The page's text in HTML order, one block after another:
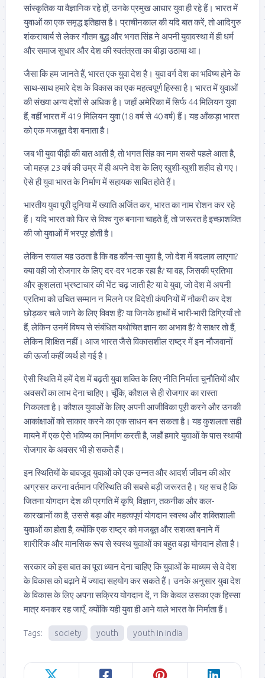
सांस्कृतिक या वैज्ञानिक रहे हों, उनके प्रमुख आधार युवा ही रहे हैं। भारत में
युवाओं का एक समृद्ध इतिहास है। प्राचीनकाल की यदि बात करें, तो आदिगुरु
शंकराचार्य से लेकर गौतम बुद्ध और भगत सिंह ने अपनी युवावस्था में ही धर्म
और समाज सुधार और देश की स्वतंत्रता का बीड़ा उठाया था।
जैसा कि हम जानते हैं, भारत एक युवा देश है। युवा वर्ग देश का भविष्य होने के
साथ-साथ हमारे देश के विकास का एक महत्वपूर्ण हिस्सा है। भारत में युवाओं
की संख्या अन्य देशों से अधिक है। जहाँ अमेरिका में सिर्फ 44 मिलियन युवा
हैं, वहीं भारत में 419 मिलियन युवा (18 वर्ष से 40 वर्ष) हैं। यह आँकड़ा भारत
को एक मजबूत देश बनाता है।
जब भी युवा पीढ़ी की बात आती है, तो भगत सिंह का नाम सबसे पहले आता है,
जो महज़ 23 वर्ष की उम्र में ही अपने देश के लिए खुशी-खुशी शहीद हो गए।
ऐसे ही युवा भारत के निर्माण में सहायक साबित होते हैं।
भारतीय युवा पूरी दुनिया में ख्याति अर्जित कर, भारत का नाम रोशन कर रहे
हैं। यदि भारत को फिर से विश्व गुरु बनाना चाहते हैं, तो जरूरत है इच्छाशक्ति
की जो युवाओं में भरपूर होती है।
लेकिन सवाल यह उठता है कि वह कौन-सा युवा है, जो देश में बदलाव लाएगा?
क्या वही जो रोजगार के लिए दर-दर भटक रहा है? या वह, जिसकी प्रतिभा
और कुशलता भ्रष्टाचार की भेंट चढ़ जाती है? या वे युवा, जो देश में अपनी
प्रतिभा को उचित सम्मान न मिलने पर विदेशी कंपनियों में नौकरी कर देश
छोड़कर चले जाने के लिए विवश हैं? या जिनके हाथों में भारी-भारी डिग्रियाँ तो
हैं, लेकिन उनमें विषय से संबंधित यथोचित ज्ञान का अभाव है? वे साक्षर तो हैं,
लेकिन शिक्षित नहीं। आज भारत जैसे विकासशील राष्ट्र में इन नौजवानों
की ऊर्जा कहीं व्यर्थ हो गई है।
ऐसी स्थिति में हमें देश में बढ़ती युवा शक्ति के लिए नीति निर्माता चुनौतियों और
अवसरों का लाभ देना चाहिए। चूँकि, कौशल से ही रोजगार का रास्ता
निकलता है। कौशल युवाओं के लिए अपनी आजीविका पूरी करने और उनकी
आकांक्षाओं को साकार करने का एक साधन बन सकता है। यह कुशलता सही
मायने में एक ऐसे भविष्य का निर्माण करती है, जहाँ हमारे युवाओं के पास स्थायी
रोजगार के अवसर भी हो सकते हैं।
इन स्थितियों के बावजूद युवाओें को एक उन्नत और आदर्श जीवन की ओर
अग्रसर करना वर्तमान परिस्थिति की सबसे बड़ी जरूरत है। यह सच है कि
जितना योगदान देश की प्रगति में कृषि, विज्ञान, तकनीक और कल-
कारखानों का है, उससे बड़ा और महत्वपूर्ण योगदान स्वस्थ और शक्तिशाली
युवाओं का होता है, क्योंकि एक राष्ट्र को मजबूत और सशक्त बनाने में
शारीरिक और मानसिक रूप से स्वस्थ युवाओं का बहुत बड़ा योगदान होता है।
सरकार को इस बात का पूरा ध्यान देना चाहिए कि युवाओं के माध्यम से वे देश
के विकास को बढ़ाने में ज्यादा सहयोग कर सकते हैं। उनके अनुसार युवा देश
के विकास के लिए अपना सक्रिय योगदान दें, न कि केवल उसका एक हिस्सा
मात्र बनकर रह जाएँ, क्योंकि यही युवा ही आने वाले भारत के निर्माता हैं।
Tags: society youth youth in india